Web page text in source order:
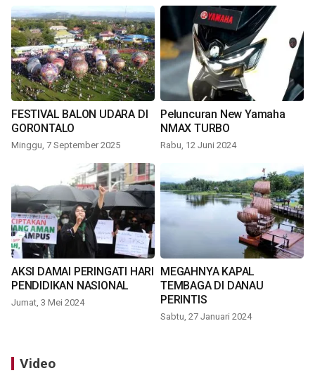
FESTIVAL BALON UDARA DI
GORONTALO
Minggu, 7 September 2025
Peluncuran New Yamaha
NMAX TURBO
Rabu, 12 Juni 2024
AKSI DAMAI PERINGATI HARI
PENDIDIKAN NASIONAL
Jumat, 3 Mei 2024
MEGAHNYA KAPAL
TEMBAGA DI DANAU
PERINTIS
Sabtu, 27 Januari 2024
Video